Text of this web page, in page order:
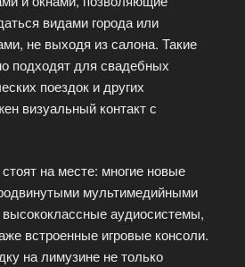
видами города или
не выходя из салона. Такие
подходят для свадебных
поездок и других
визуальный контакт с
на месте: многие новые
мультимедийными
аудиосистемы,
встроенные игровые консоли.
на лимузине не только